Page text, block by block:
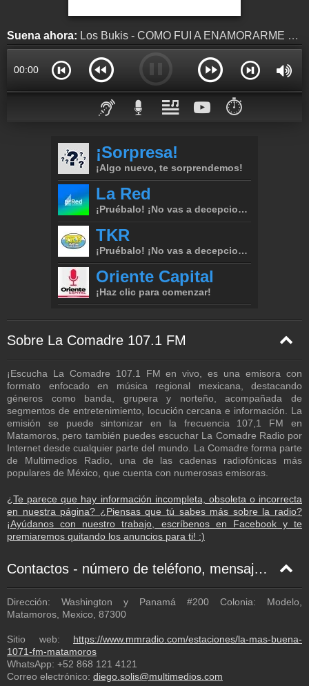
Suena ahora: Los Bukis - COMO FUI A ENAMORARME DE TI
00:00
⏱️
Sobre La Comadre 107.1 FM
¡Escucha La Comadre 107.1 FM en vivo, es una emisora con
formato enfocado en música regional mexicana, destacando
géneros como banda, grupera y norteño, acompañada de
segmentos de entretenimiento, locución cercana e información. La
emisión se puede sintonizar en la frecuencia 107,1 FM en
Matamoros, pero también puedes escuchar La Comadre Radio por
Internet desde cualquier parte del mundo. La Comadre forma parte
de Multimedios Radio, una de las cadenas radiofónicas más
populares de México, que cuenta con numerosas emisoras.
¿Te parece que hay información incompleta, obsoleta o incorrecta
en nuestra página? ¿Piensas que tú sabes más sobre la radio?
¡Ayúdanos con nuestro trabajo, escríbenos en Facebook y te
premiaremos quitando los anuncios para ti! :)
Contactos - número de teléfono, mensaje de texto, correo electrónico, Facebook
Dirección: Washington y Panamá #200 Colonia: Modelo,
Matamoros, Mexico, 87300
Sitio web: https://www.mmradio.com/estaciones/la-mas-buena-
1071-fm-matamoros
WhatsApp: +52 868 121 4121
Correo electrónico: diego.solis@multimedios.com